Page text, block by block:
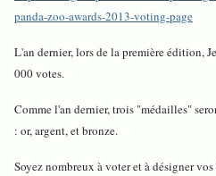
panda-zoo-awards-2013-voting-page
L'an dernier, lors de la première édition,
000 votes.
Comme l'an dernier, trois "médailles"
: or, argent, et bronze.
Soyez nombreux à voter et à désigner